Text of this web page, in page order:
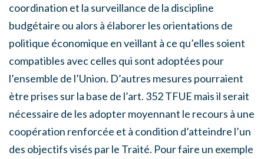
coordination et la surveillance de la discipline
budgétaire ou alors à élaborer les orientations de
politique économique en veillant à ce qu’elles soient
compatibles avec celles qui sont adoptées pour
l’ensemble de l’Union. D’autres mesures pourraient
ètre prises sur la base de l’art. 352 TFUE mais il serait
nécessaire de les adopter moyennant le recours à une
coopération renforcée et à condition d’atteindre l’un
des objectifs visés par le Traité. Pour faire un exemple